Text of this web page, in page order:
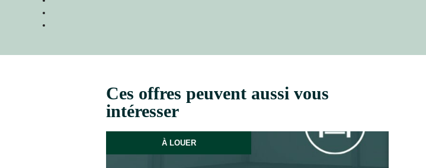
Ces offres peuvent aussi vous
intéresser
À LOUER